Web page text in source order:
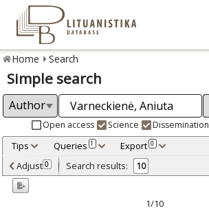
Home Search
Simple search
Open access Science Dissemination
Tips Queries 1 Export 0
Adjusted by criteria 0
Year
Adjust 0 Search results: 10
1/10